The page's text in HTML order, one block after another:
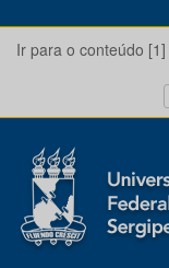
Ir para o conteúdo [1]